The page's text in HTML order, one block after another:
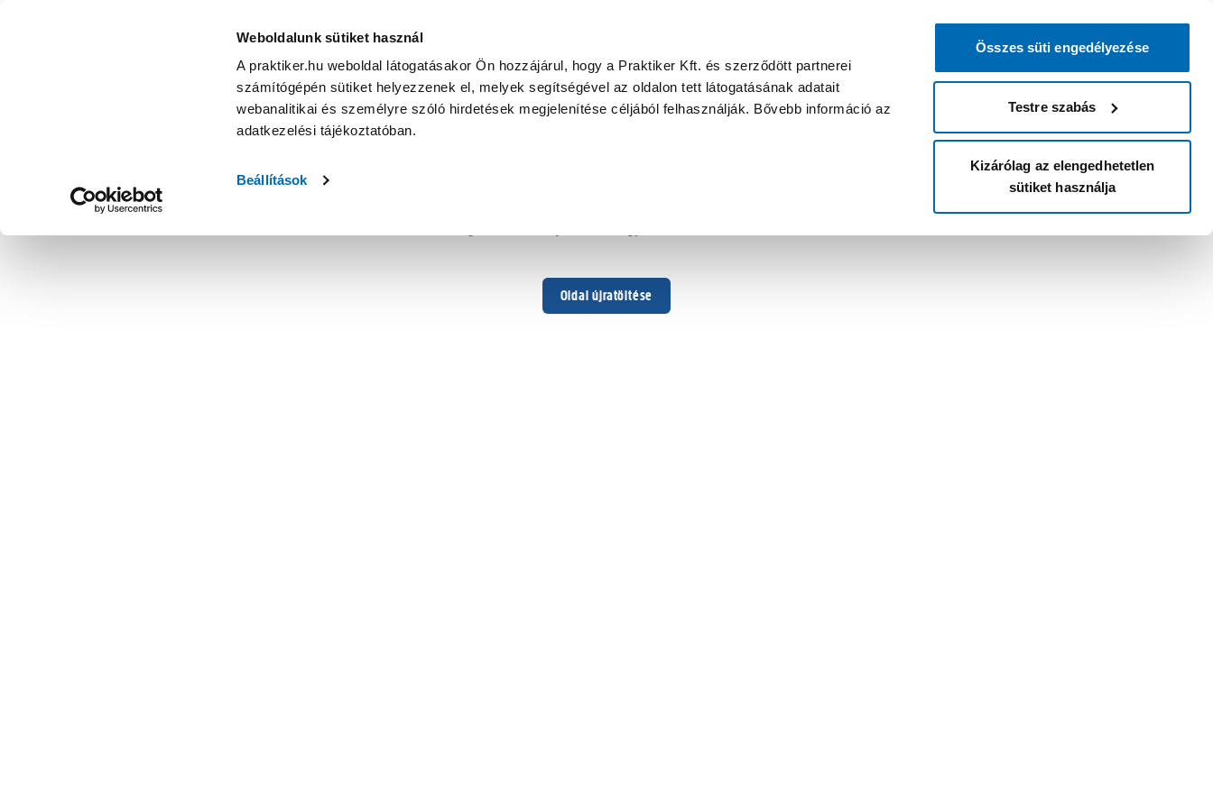
Weboldalunk sütiket használ
A praktiker.hu weboldal látogatásakor Ön hozzájárul, hogy a Praktiker Kft. és szerződött partnerei
számítógépén sütiket helyezzenek el, melyek segítségével az oldalon tett látogatásának adatait
webanalitikai és személyre szóló hirdetések megjelenítése céljából felhasználják. Bővebb információ az
adatkezelési tájékoztatóban.
Beállítások
Összes süti engedélyezése
Testre szabás
Kizárólag az elengedhetetlen
sütiket használja
Oldal újratöltése